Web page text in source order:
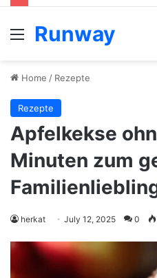
Menu
Runway
Home / Rezepte
Rezepte
Apfelkekse
Minuten zum
herkat July 12, 2025 0